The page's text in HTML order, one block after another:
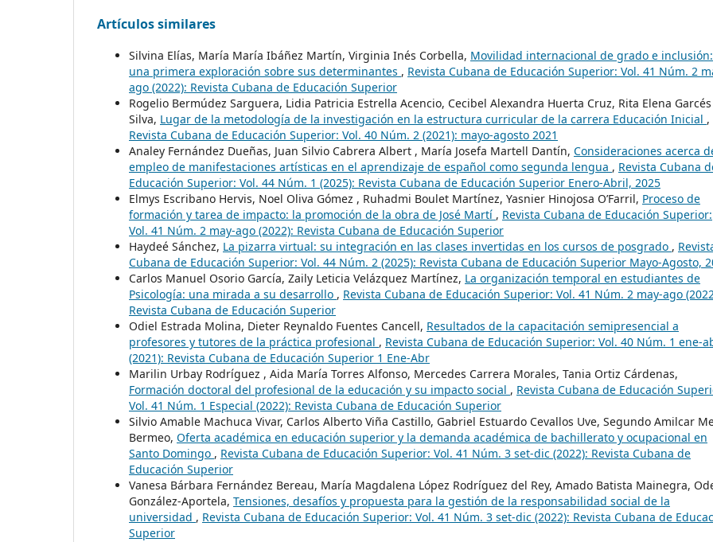
Artículos similares
Silvina Elías, María María Ibáñez Martín, Virginia Inés Corbella, Movilidad internacional de grado e inclusión:
una primera exploración sobre sus determinantes , Revista Cubana de Educación Superior: Vol. 41 Núm. 2
ago (2022): Revista Cubana de Educación Superior
Rogelio Bermúdez Sarguera, Lidia Patricia Estrella Acencio, Cecibel Alexandra Huerta Cruz, Rita Elena Garcés
Silva, Lugar de la metodología de la investigación en la estructura curricular de la carrera Educación Inicial ,
Revista Cubana de Educación Superior: Vol. 40 Núm. 2 (2021): mayo-agosto 2021
Analey Fernández Dueñas, Juan Silvio Cabrera Albert , María Josefa Martell Dantín, Consideraciones acerca
empleo de manifestaciones artísticas en el aprendizaje de español como segunda lengua , Revista Cubana
Educación Superior: Vol. 44 Núm. 1 (2025): Revista Cubana de Educación Superior Enero-Abril, 2025
Elmys Escribano Hervis, Noel Oliva Gómez , Ruhadmi Boulet Martínez, Yasnier Hinojosa O’Farril, Proceso de
formación y tarea de impacto: la promoción de la obra de José Martí , Revista Cubana de Educación Superior:
Vol. 41 Núm. 2 may-ago (2022): Revista Cubana de Educación Superior
Haydeé Sánchez, La pizarra virtual: su integración en las clases invertidas en los cursos de posgrado ,
Cubana de Educación Superior: Vol. 44 Núm. 2 (2025): Revista Cubana de Educación Superior Mayo-Agosto,
Carlos Manuel Osorio García, Zaily Leticia Velázquez Martínez, La organización temporal en estudiantes de
Psicología: una mirada a su desarrollo , Revista Cubana de Educación Superior: Vol. 41 Núm. 2 may-ago
Revista Cubana de Educación Superior
Odiel Estrada Molina, Dieter Reynaldo Fuentes Cancell, Resultados de la capacitación semipresencial a
profesores y tutores de la práctica profesional , Revista Cubana de Educación Superior: Vol. 40 Núm. 1 ene-
(2021): Revista Cubana de Educación Superior 1 Ene-Abr
Marilin Urbay Rodríguez , Aida María Torres Alfonso, Mercedes Carrera Morales, Tania Ortiz Cárdenas,
Formación doctoral del profesional de la educación y su impacto social , Revista Cubana de Educación
Vol. 41 Núm. 1 Especial (2022): Revista Cubana de Educación Superior
Silvio Amable Machuca Vivar, Carlos Alberto Viña Castillo, Gabriel Estuardo Cevallos Uve, Segundo Amilcar
Bermeo, Oferta académica en educación superior y la demanda académica de bachillerato y ocupacional en
Santo Domingo , Revista Cubana de Educación Superior: Vol. 41 Núm. 3 set-dic (2022): Revista Cubana de
Educación Superior
Vanesa Bárbara Fernández Bereau, María Magdalena López Rodríguez del Rey, Amado Batista Mainegra,
González-Aportela, Tensiones, desafíos y propuesta para la gestión de la responsabilidad social de la
universidad , Revista Cubana de Educación Superior: Vol. 41 Núm. 3 set-dic (2022): Revista Cubana de
Superior